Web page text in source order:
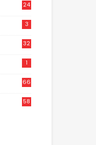
24
3
32
1
66
58